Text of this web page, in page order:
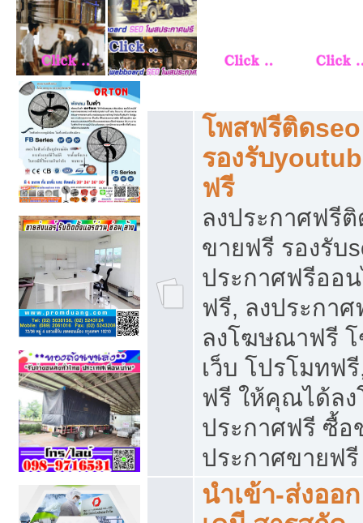
โพสฟรีติด
รองรับ
ฟรี
ลงประกาศฟรีติ
ขายฟรี รองรับ
ประกาศฟรีออ
ฟรี, ลงประกา
ลงโฆษณาฟรี
เว็บ โปรโมทฟ
ฟรี ให้คุณได้ล
ประกาศฟรี ซื้อ
ประกาศขายฟรี
นำเข้า-ส่งออ